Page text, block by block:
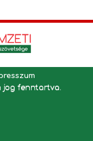
jog fenntartva.